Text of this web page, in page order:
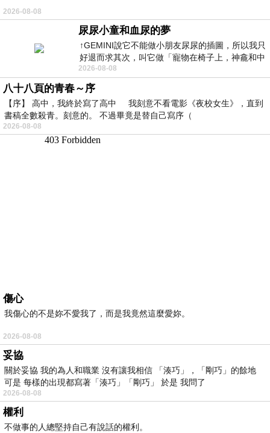
2026-08-08
尿尿小童和血尿的夢
↑GEMINI說它不能做小朋友尿尿的插圖，所以我只
好退而求其次，叫它做「寵物在椅子上，神龕和中
年人臉孔」的畫了。 六月底
2026-08-08
八十八頁的青春～序
【序】 高中，我終於寫了高中 我刻意不看電影《夜校女生》，直到
書稿全數殺青。刻意的。 不過畢竟是替自己寫序（
2026-08-08
傷心
我傷心的不是妳不愛我了，而是我竟然這麼愛妳。
2026-08-08
妥協
關於妥協 我的為人和職業 沒有讓我相信 「湊巧」，「剛巧」的餘地
可是 每樣的出現都寫著「湊巧」「剛巧」 於是 我問了
2026-08-08
權利
不做事的人總堅持自己有說話的權利。